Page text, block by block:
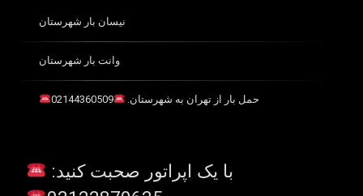
نیسان بار شهرستان
وانت بار شهرستان
حمل بار از تهران به شهرستان. 02144360509
با یک اپراتور صحبت کنید: